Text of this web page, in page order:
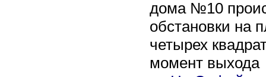
дома №10
обстановки на
четырех
момент выхода